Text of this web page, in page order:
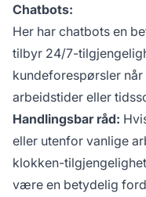
Chatbots:
Her har chatbots en
tilbyr 24/7-
kundeforespørsler
arbeidstider eller
Handlingsbar råd:
eller utenfor vanlige
klokken-
være en betydelig